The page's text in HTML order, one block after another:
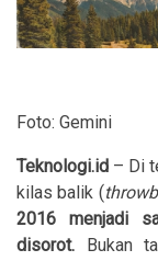
Foto: Gemini
Teknologi.id – Di
kilas balik (
2016 menjadi
disorot. Bukan